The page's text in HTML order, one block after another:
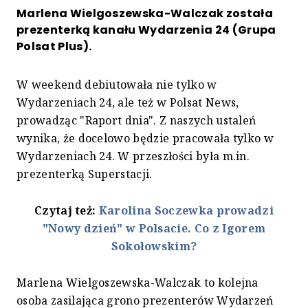
Marlena Wielgoszewska-Walczak została
prezenterką kanału Wydarzenia 24 (Grupa
Polsat Plus).
W weekend debiutowała nie tylko w
Wydarzeniach 24, ale też w Polsat News,
prowadząc "Raport dnia". Z naszych ustaleń
wynika, że docelowo będzie pracowała tylko w
Wydarzeniach 24. W przeszłości była m.in.
prezenterką Superstacji.
Czytaj też: Karolina Soczewka prowadzi
"Nowy dzień" w Polsacie. Co z Igorem
Sokołowskim?
Marlena Wielgoszewska-Walczak to kolejna
osoba zasilająca grono prezenterów Wydarzeń